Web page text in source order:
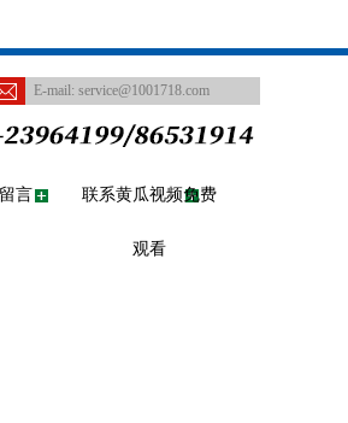
E-mail: service@1001718.com
言 联系黄瓜视频免费
观看